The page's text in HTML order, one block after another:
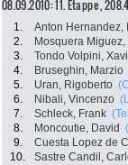
08.09.2010: 11. Etappe ,
1. Anton Hernandez,
2.
Mosquera Miguez,
3.
Tondo Volpini,
4.
Bruseghin, Marzio
5.
Uran, Rigoberto
6.
Nibali, Vincenzo
7.
Schleck, Frank
8.
Moncoutie, David
9.
Cuesta Lopez de
10.
Sastre Candil,